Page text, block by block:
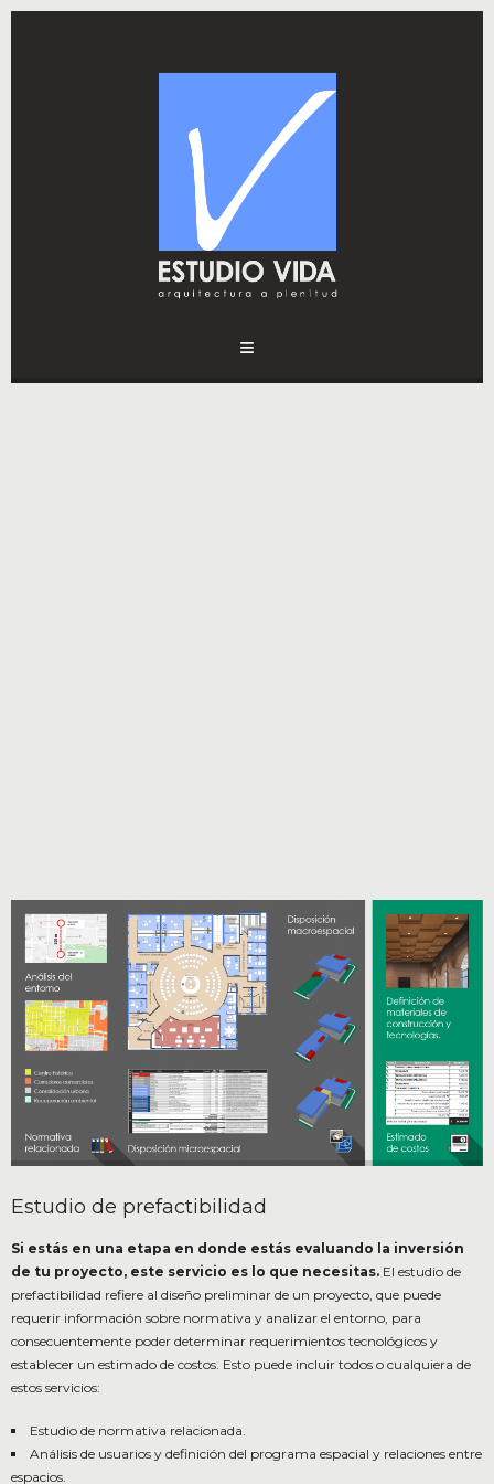
Estudio de prefactibilidad
Si estás en una etapa en donde estás evaluando la inversión
de tu proyecto, este servicio es lo que necesitas. El estudio de
prefactibilidad refiere al diseño preliminar de un proyecto, que puede
requerir información sobre normativa y analizar el entorno, para
consecuentemente poder determinar requerimientos tecnológicos y
establecer un estimado de costos. Esto puede incluir todos o cualquiera de
estos servicios:
Estudio de normativa relacionada.
Análisis de usuarios y definición del programa espacial y relaciones entre
espacios.